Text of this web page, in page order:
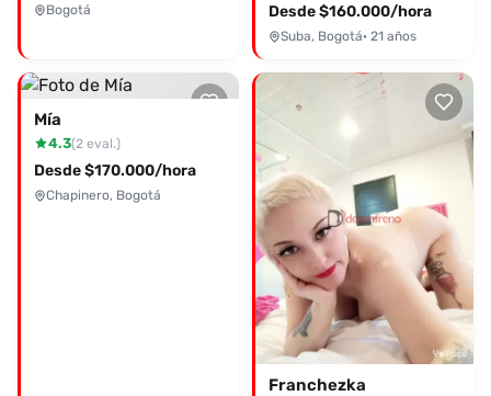
Bogotá Desde $160.000/hora
Suba, Bogotá· 21 años
Mía
4.3(2 eval.)
Desde $170.000/hora
Chapinero, Bogotá
Franchezka